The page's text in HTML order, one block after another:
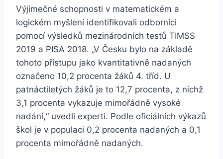
Výjimečné schopnosti v matematickém a
logickém myšlení identifikovali odborníci
pomocí výsledků mezinárodních testů TIMSS
2019 a PISA 2018. „V Česku bylo na základě
tohoto přístupu jako kvantitativně nadaných
označeno 10,2 procenta žáků 4. tříd. U
patnáctiletých žáků je to 12,7 procenta, z nichž
3,1 procenta vykazuje mimořádně vysoké
nadání,“ uvedli experti. Podle oficiálních výkazů
škol je v populaci 0,2 procenta nadaných a 0,1
procenta mimořádně nadaných.